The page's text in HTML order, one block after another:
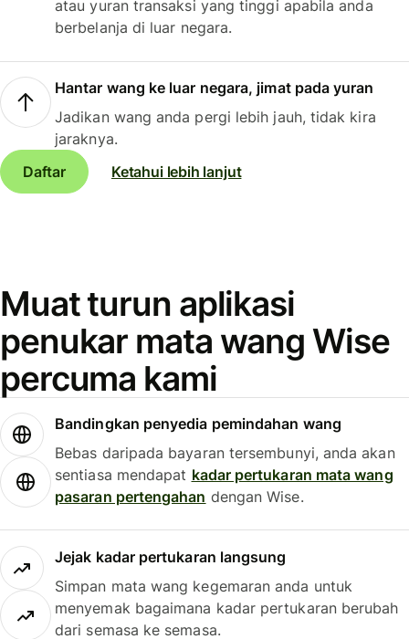
atau yuran transaksi yang tinggi apabila anda
berbelanja di luar negara.
Hantar wang ke luar negara, jimat pada yuran
Jadikan wang anda pergi lebih jauh, tidak kira
jaraknya.
Daftar
Ketahui lebih lanjut
Muat turun aplikasi
penukar mata wang Wise
percuma kami
Bandingkan penyedia pemindahan wang
Bebas daripada bayaran tersembunyi, anda akan
sentiasa mendapat kadar pertukaran mata wang
pasaran pertengahan dengan Wise.
Jejak kadar pertukaran langsung
Simpan mata wang kegemaran anda untuk
menyemak bagaimana kadar pertukaran berubah
dari semasa ke semasa.